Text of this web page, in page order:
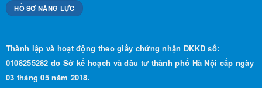
HỒ SƠ NĂNG LỰC
Thành lập và hoạt động theo giấy chứng nhận ĐKKD số:
0108255282 do Sở kế hoạch và đầu tư thành phố Hà Nội cấp ngày
03 tháng 05 năm 2018.